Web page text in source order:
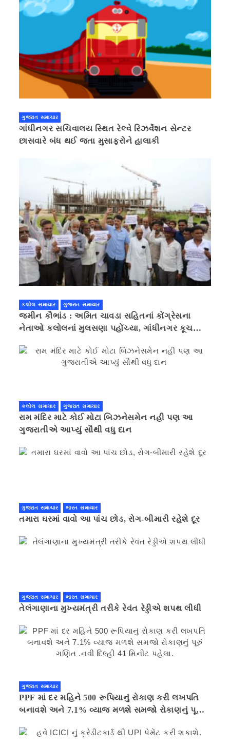
ગુજરાત સમાચાર
ગાંધીનગર સચિવાલય સ્થિત રેલ્વે રિઝર્વેશન સેન્ટર
છાસવારે બંધ થઈ જતા મુસાફરોને હાલાકી
કલોલ સમાચાર ગુજરાત સમાચાર
જમીન કૌભાંડ : અમિત ચાવડા સહિતનાં કોંગ્રેસના
નેતાઓ કલોલનાં મુલસણા પહોંચ્યા, ગાંધીનગર કૂચ
કલોલ સમાચાર ગુજરાત સમાચાર
રામ મંદિર માટે કોઈ મોટા બિઝનેસમેન નહી પણ આ
ગુજરાતીએ આપ્યું સૌથી વધુ દાન
ગુજરાત સમાચાર ભારત સમાચાર
તમારા ઘરમાં વાવો આ પાંચ છોડ, રોગ-બીમારી રહેશે દૂર
ગુજરાત સમાચાર ભારત સમાચાર
તેલંગાણાના મુખ્યમંત્રી તરીકે રેવંત રેડ્ડીએ શપથ લીધી
ગુજરાત સમાચાર
PPF માં દર મહિને 500 રૂપિયાનું રોકાણ કરી લખપતિ
બનાવશે અને 7.1% વ્યાજ મળશે સમજો રોકાણનું પૂરું